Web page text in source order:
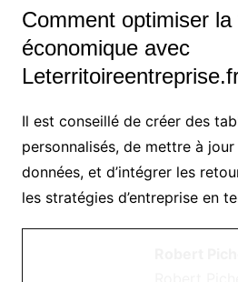
Comment optimiser la
économique avec
Il est conseillé de créer des
personnalisés, de mettre à
données, et d’intégrer les
les stratégies d’entreprise en